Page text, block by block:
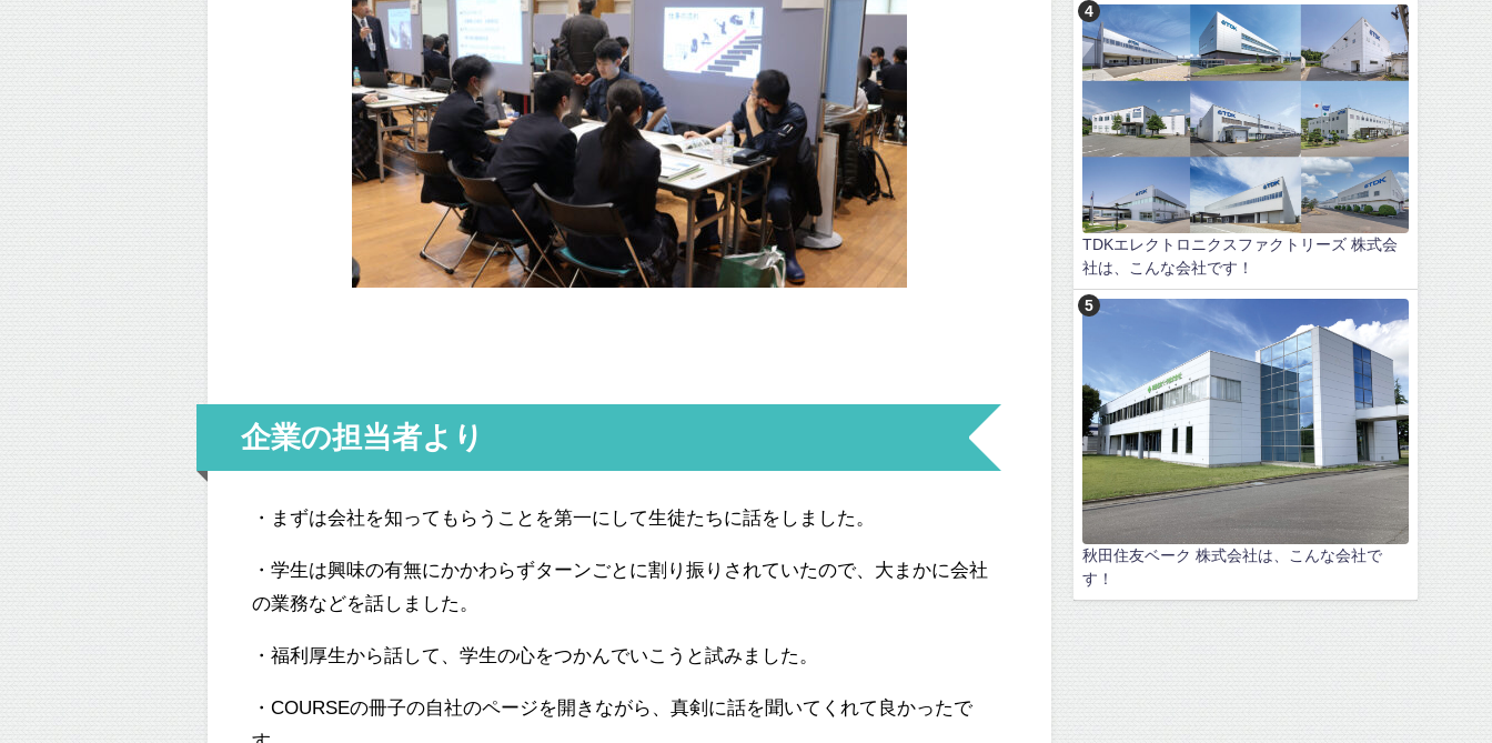
企業の担当者より
・まずは会社を知ってもらうことを第一にして生徒たちに話をしました。
・学生は興味の有無にかかわらずターンごとに割り振りされていたので、大まかに会社
の業務などを話しました。
・福利厚生から話して、学生の心をつかんでいこうと試みました。
・COURSEの冊子の自社のページを開きながら、真剣に話を聞いてくれて良かったで
TDKエレクトロニクスファクトリーズ 株式会
社は、こんな会社です！
秋田住友ベーク 株式会社は、こんな会社で
す！